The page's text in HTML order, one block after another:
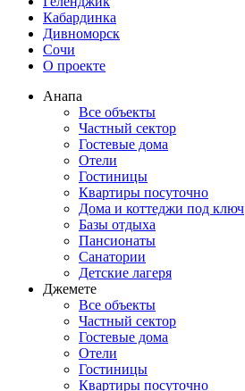
Кабардинка
Дивноморск
Сочи
О проекте
Анапа
Все объекты
Частный сектор
Гостевые дома
Отели
Гостиницы
Квартиры посуточно
Дома и коттеджи под ключ
Базы отдыха
Пансионаты
Санатории
Детские лагеря
Джемете
Все объекты
Частный сектор
Гостевые дома
Отели
Гостиницы
Квартиры посуточно